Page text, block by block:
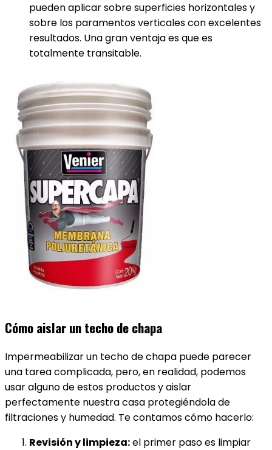
pueden aplicar sobre superficies horizontales y
sobre los paramentos verticales con excelentes
resultados. Una gran ventaja es que es
totalmente transitable.
Cómo aislar un techo de chapa
Impermeabilizar un techo de chapa puede parecer
una tarea complicada, pero, en realidad, podemos
usar alguno de estos productos y aislar
perfectamente nuestra casa protegiéndola de
filtraciones y humedad. Te contamos cómo hacerlo:
Revisión y limpieza:el primer paso es limpiar